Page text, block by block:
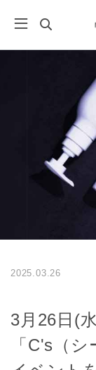
2025.03.26
3月26日(
「C's（